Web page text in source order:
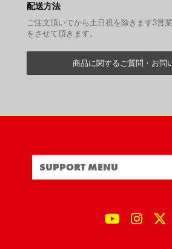
配送方法
ご注文頂いてから土日祝を除きます3営
をさせて頂きます。
商品に関するご質問・お問
SUPPORT MENU